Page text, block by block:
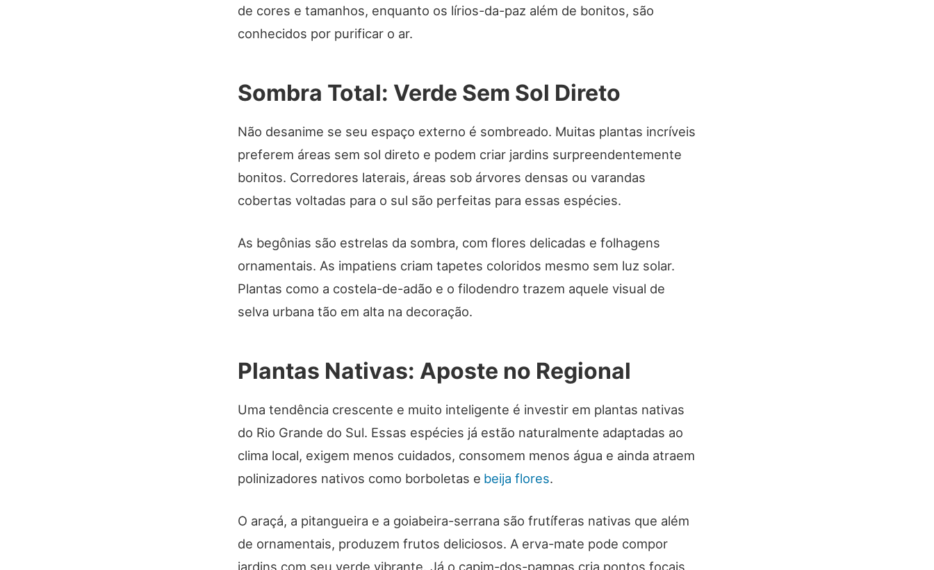
de cores e tamanhos, enquanto os lírios-da-paz além de bonitos, são
conhecidos por purificar o ar.
Sombra Total: Verde Sem Sol Direto
Não desanime se seu espaço externo é sombreado. Muitas plantas incríveis
preferem áreas sem sol direto e podem criar jardins surpreendentemente
bonitos. Corredores laterais, áreas sob árvores densas ou varandas
cobertas voltadas para o sul são perfeitas para essas espécies.
As begônias são estrelas da sombra, com flores delicadas e folhagens
ornamentais. As impatiens criam tapetes coloridos mesmo sem luz solar.
Plantas como a costela-de-adão e o filodendro trazem aquele visual de
selva urbana tão em alta na decoração.
Plantas Nativas: Aposte no Regional
Uma tendência crescente e muito inteligente é investir em plantas nativas
do Rio Grande do Sul. Essas espécies já estão naturalmente adaptadas ao
clima local, exigem menos cuidados, consomem menos água e ainda atraem
polinizadores nativos como borboletas e beija flores.
O araçá, a pitangueira e a goiabeira-serrana são frutíferas nativas que além
de ornamentais, produzem frutos deliciosos. A erva-mate pode compor
jardins com seu verde vibrante. Já o capim-dos-pampas cria pontos focais